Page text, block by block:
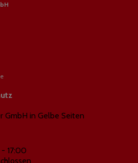
GmbH in Gelbe Seiten
17:00